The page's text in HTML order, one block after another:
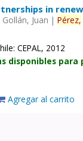
in
Gollán, Juan |Pérez,
CEPAL, 2012
disponibles
Agregar al carrito